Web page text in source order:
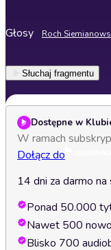
Głosy Roch
Słuchaj fragmentu
Dostępne w
W ramach
Dołącz do
14 dni za darmo
Ponad 50.000
Nawet 500
Blisko 700